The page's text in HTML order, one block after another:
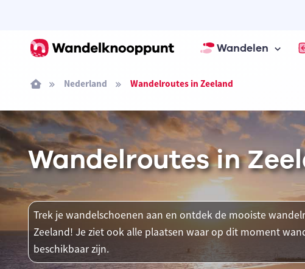
Wandelen
Nederland Wandelroutes in Zeeland
Wandelroutes in
Trek je wandelschoenen aan en ontdek de mooiste
Zeeland! Je ziet ook alle plaatsen waar op dit moment
beschikbaar zijn.